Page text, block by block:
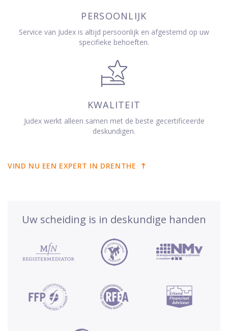
PERSOONLIJK
Service van Judex is altijd persoonlijk en afgestemd op uw
specifieke behoeften.
KWALITEIT
Judex werkt alleen samen met de beste gecertificeerde
deskundigen.
VIND NU EEN EXPERT IN DRENTHE
Uw scheiding is in deskundige handen